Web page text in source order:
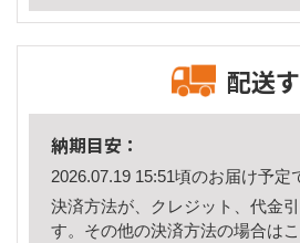
配送
納期目安：
2026.07.19 15:51頃のお届け予定
決済方法が、クレジット、代金
す。その他の決済方法の場合は